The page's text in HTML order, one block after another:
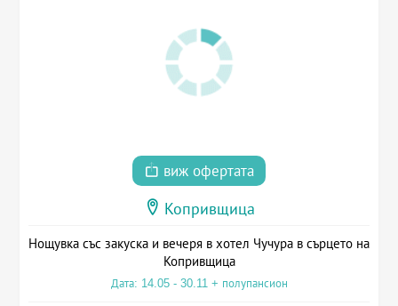
виж офертата
Копривщица
Нощувка със закуска и вечеря в хотел Чучура в сърцето на
Копривщица
Дата: 14.05 - 30.11 + полупансион